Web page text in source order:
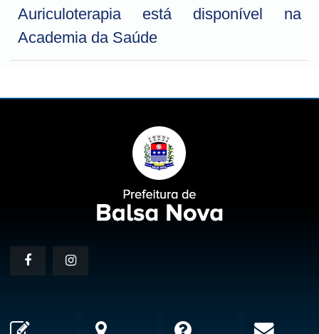
Auriculoterapia está disponível na
Academia da Saúde